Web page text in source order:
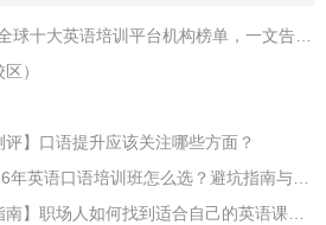
【16万人的经验贴】2022全球十大英语培训平台机构榜单，一文告诉你
）
评】口语提升应该关注哪些方面？
实测厦门机构后讲讲：2026年英语口语培训班怎么选？避坑指南与高效学习新范式
【上海成人英语机构选择指南】职场人如何找到适合自己的英语课程？